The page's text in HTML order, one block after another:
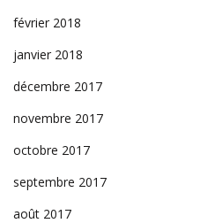
février 2018
janvier 2018
décembre 2017
novembre 2017
octobre 2017
septembre 2017
août 2017